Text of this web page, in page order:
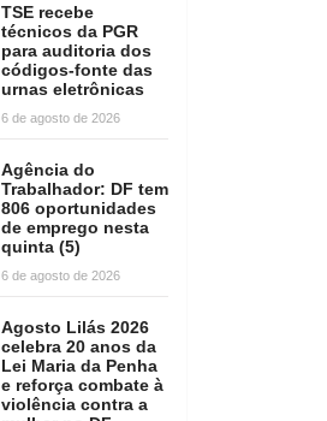
TSE recebe
técnicos da PGR
para auditoria dos
códigos-fonte das
urnas eletrônicas
6 de agosto de 2026
Agência do
Trabalhador: DF tem
806 oportunidades
de emprego nesta
quinta (5)
6 de agosto de 2026
Agosto Lilás 2026
celebra 20 anos da
Lei Maria da Penha
e reforça combate à
violência contra a